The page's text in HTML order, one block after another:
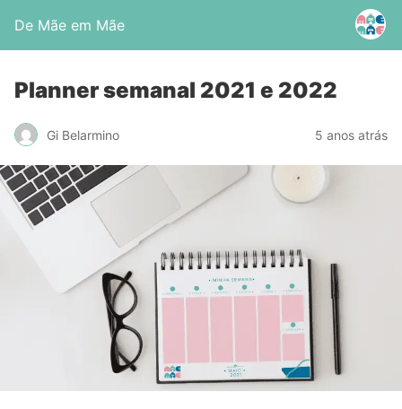
De Mãe em Mãe
Planner semanal 2021 e 2022
Gi Belarmino 5 anos atrás